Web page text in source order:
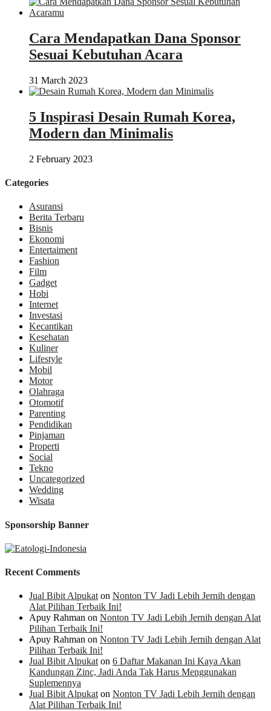
Cara Mendapatkan Dana Sponsor
Sesuai Kebutuhan Acara
31 March 2023
5 Inspirasi Desain Rumah Korea,
Modern dan Minimalis
2 February 2023
Categories
Asuransi
Berita Terbaru
Bisnis
Ekonomi
Entertaiment
Fashion
Film
Gadget
Hobi
Internet
Investasi
Kecantikan
Kesehatan
Kuliner
Lifestyle
Mobil
Motor
Olahraga
Otomotif
Parenting
Pendidikan
Pinjaman
Properti
Social
Tekno
Uncategorized
Wedding
Wisata
Sponsorship Banner
Recent Comments
Jual Bibit Alpukat on Nonton TV Jadi Lebih Jernih dengan
Alat Pilihan Terbaik Ini!
Apuy Rahman on Nonton TV Jadi Lebih Jernih dengan Alat
Pilihan Terbaik Ini!
Apuy Rahman on Nonton TV Jadi Lebih Jernih dengan Alat
Pilihan Terbaik Ini!
Jual Bibit Alpukat on 6 Daftar Makanan Ini Kaya Akan
Kandungan Zinc, Jadi Anda Tak Harus Menggunakan
Suplemennya
Jual Bibit Alpukat on Nonton TV Jadi Lebih Jernih dengan
Alat Pilihan Terbaik Ini!